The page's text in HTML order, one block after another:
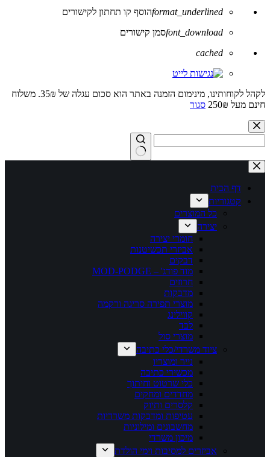
format_underlinedהוסף קו תחתון לקישורים
font_downloadסמן קישורים
לאפס
כל
cached
לקהל לקוחותינו, מינימום הזמנה באתר הוא סכום עגלה של 35₪. משלוח
חינם מעל 250₪
סגור
Skip
to
content
No
results
דף הבית
קטגוריות
כל המוצרים
יצירה
חומרי יצירה
אביזרי תכשיטנות
דבקים
מוד פודג' – MOD-PODGE
חרוזים
מדבקות
מוצרי תפירה סריגה ורקמה
קווילינג
לבד
מוצרי סול
ציוד משרדי/כלי כתיבה
נייר ומוצריו
מכשירי כתיבה
כלי שרטוט וחיתוך
מחדדים ומחקים
קלסרים ותיוק
עטיפות ומדבקות משרדיות
מחשבונים ומילוניות
מיכון משרדי
אביזרים למסיבות וימי הולדת